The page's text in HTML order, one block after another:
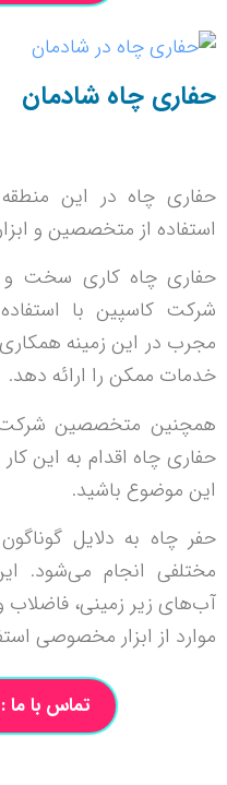
حفاری چاه شادمان
حفاری چاه در این منطقه
استفاده از متخصصین و
حفاری چاه کاری سخت
شرکت کاسپین با
مجرب در این زمینه
خدمات ممکن را ارائه دهد.
همچنین متخصصین شرکت
حفاری چاه اقدام به این
این موضوع باشید.
حفر چاه به دلایل
مختلفی انجام می‌شود.
آب‌های زیر زمینی، فاضلاب
موارد از ابزار مخصوصی
تماس با ما : 09127609500